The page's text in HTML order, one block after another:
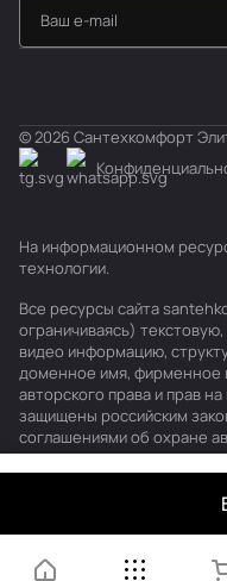
© 2026 Сантехкомфорт
На информационном
технологии.
Все ресурсы сайта
ограничиваясь)
видео информацию,
доменное имя, фирменное
авторского права и прав
защищены российским
соглашениями об охране